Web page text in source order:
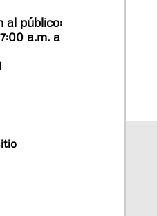
al público:
a.m. a